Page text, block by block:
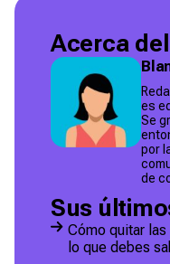
Acerca
es
Se
por
de
Sus
Cómo quitar
lo que debes